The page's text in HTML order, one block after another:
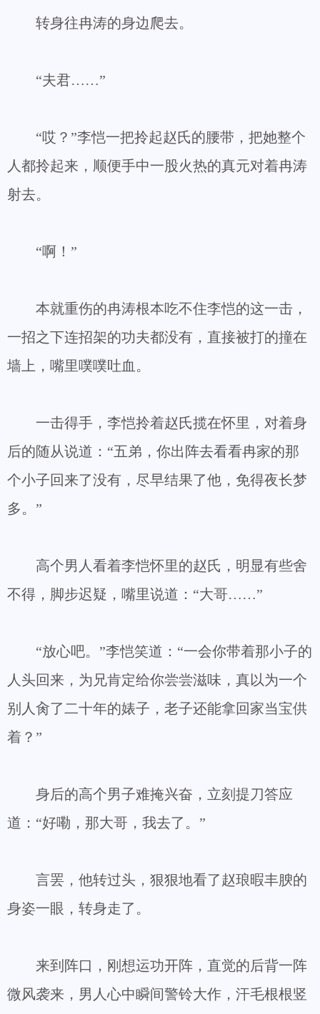
转身往冉涛的身边爬去。
“夫君……”
“哎？”李恺一把拎起赵氏的腰带，把她整个
人都拎起来，顺便手中一股火热的真元对着冉涛
射去。
“啊！”
本就重伤的冉涛根本吃不住李恺的这一击，
一招之下连招架的功夫都没有，直接被打的撞在
墙上，嘴里噗噗吐血。
一击得手，李恺拎着赵氏揽在怀里，对着身
后的随从说道：“五弟，你出阵去看看冉家的那
个小子回来了没有，尽早结果了他，免得夜长梦
多。”
高个男人看着李恺怀里的赵氏，明显有些舍
不得，脚步迟疑，嘴里说道：“大哥……”
“放心吧。”李恺笑道：“一会你带着那小子的
人头回来，为兄肯定给你尝尝滋味，真以为一个
别人肏了二十年的婊子，老子还能拿回家当宝供
着？”
身后的高个男子难掩兴奋，立刻提刀答应
道：“好嘞，那大哥，我去了。”
言罢，他转过头，狠狠地看了赵琅暇丰腴的
身姿一眼，转身走了。
来到阵口，刚想运功开阵，直觉的后背一阵
微风袭来，男人心中瞬间警铃大作，汗毛根根竖